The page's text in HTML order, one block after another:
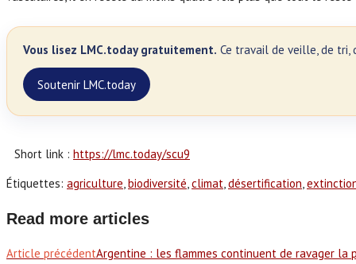
Vous lisez LMC.today gratuitement. Ce travail de veille, de tri,
Soutenir LMC.today
Short link : https://lmc.today/scu9
Étiquettes: agriculture, biodiversité, climat, désertification,
Read more articles
Article précédentArgentine : les flammes continuent de ravager la